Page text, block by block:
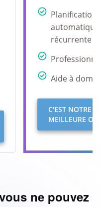
Planification
automatique
récurrente
Aide à
C'EST NOTRE
MEILLEURE
ne pouvez